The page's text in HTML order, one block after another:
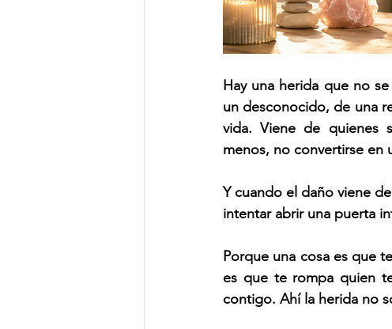
Hay una herida que no
un desconocido, de una
vida. Viene de quienes
menos, no convertirse en
Y cuando el daño viene
intentar abrir una puerta
Porque una cosa es que
es que te rompa quien
contigo. Ahí la herida no